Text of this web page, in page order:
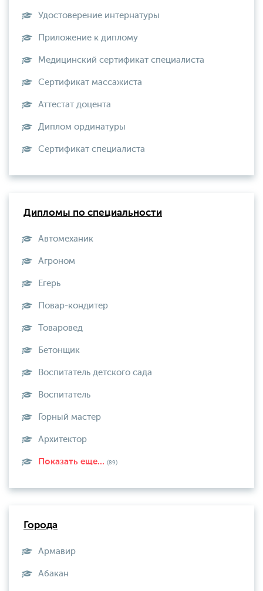
Удостоверение интернатуры
Приложение к диплому
Медицинский сертификат специалиста
Сертификат массажиста
Аттестат доцента
Диплом ординатуры
Сертификат специалиста
Дипломы по специальности
Автомеханик
Агроном
Егерь
Повар-кондитер
Товаровед
Бетонщик
Воспитатель детского сада
Воспитатель
Горный мастер
Архитектор
Показать еще... (89)
Города
Армавир
Абакан